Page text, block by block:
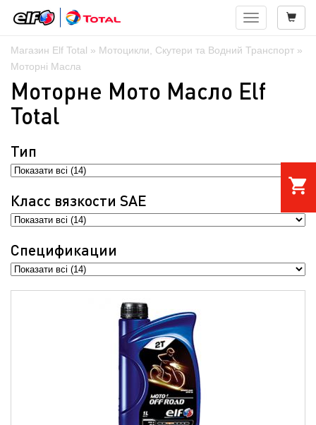
Магазин Elf Total » Мотоцикли, Скутери та Водний Транспорт »
Моторні Масла
Моторне Мото Масло Elf
Total
Тип
Класс вязкости SAE
Спецификации
Навигация
shopping_cart